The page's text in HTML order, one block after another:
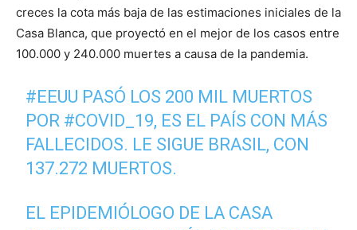
creces la cota más baja de las estimaciones iniciales de la
Casa Blanca, que proyectó en el mejor de los casos entre
100.000 y 240.000 muertes a causa de la pandemia.
#EEUU PASÓ LOS 200 MIL MUERTOS
POR #COVID_19, ES EL PAÍS CON MÁS
FALLECIDOS. LE SIGUE BRASIL, CON
137.272 MUERTOS.
EL EPIDEMIÓLOGO DE LA CASA